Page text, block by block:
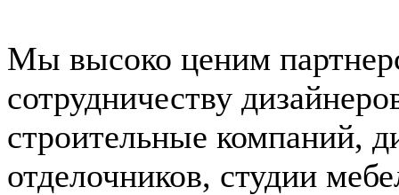
Мы высоко ценим
сотрудничеству
строительные компаний,
отделочников, студии